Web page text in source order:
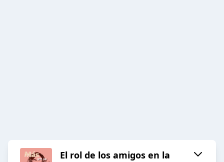
El rol de los amigos en la